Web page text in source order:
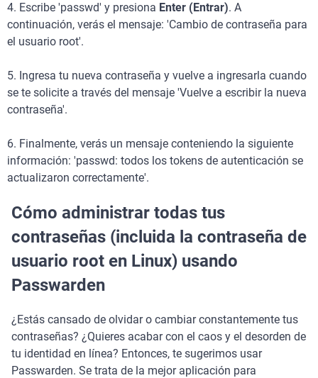
4. Escribe 'passwd' y presiona Enter (Entrar). A
continuación, verás el mensaje: 'Cambio de contraseña para
el usuario root'.
5. Ingresa tu nueva contraseña y vuelve a ingresarla cuando
se te solicite a través del mensaje 'Vuelve a escribir la nueva
contraseña'.
6. Finalmente, verás un mensaje conteniendo la siguiente
información: 'passwd: todos los tokens de autenticación se
actualizaron correctamente'.
Cómo administrar todas tus
contraseñas (incluida la contraseña de
usuario root en Linux) usando
Passwarden
¿Estás cansado de olvidar o cambiar constantemente tus
contraseñas? ¿Quieres acabar con el caos y el desorden de
tu identidad en línea? Entonces, te sugerimos usar
Passwarden. Se trata de la mejor aplicación para